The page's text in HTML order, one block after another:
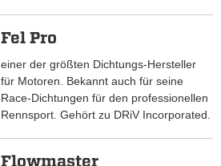
Fel Pro
einer der größten Dichtungs-Hersteller
für Motoren. Bekannt auch für seine
Race-Dichtungen für den professionellen
Rennsport. Gehört zu DRiV Incorporated.
Flowmaster